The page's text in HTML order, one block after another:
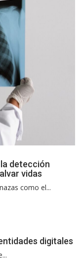
detección
vidas
como el...
digitales